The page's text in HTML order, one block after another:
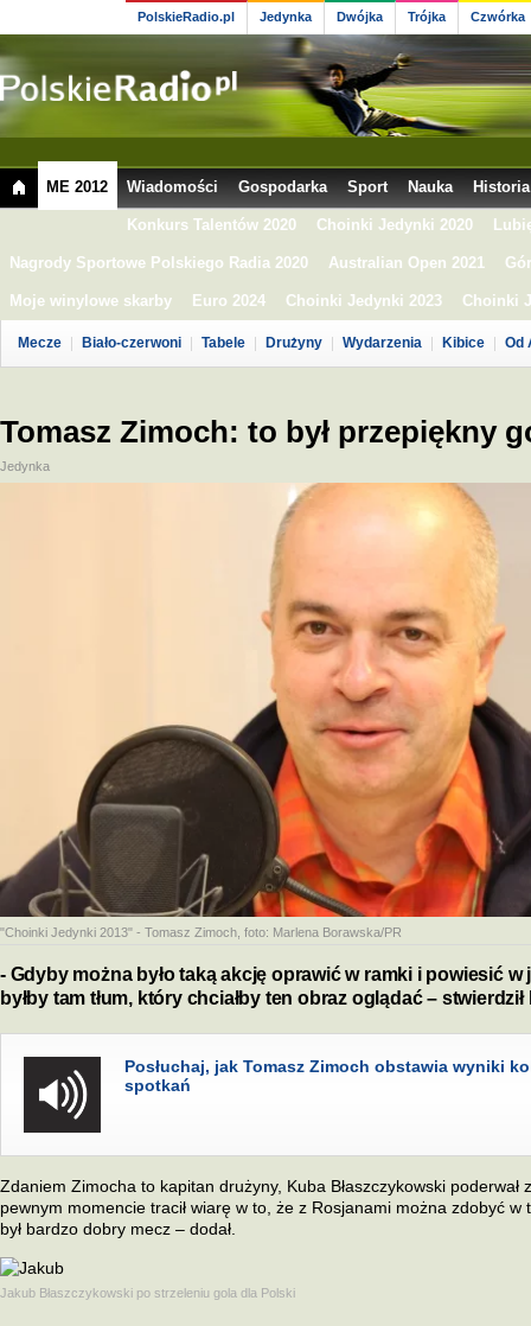
PolskieRadio.pl Jedynka Dwójka Trójka Czwórka
ME 2012 Wiadomości Gospodarka Sport Nauka Historia
Konkurs Talentów 2020 Choinki Jedynki 2020
Nagrody Sportowe Polskiego Radia 2020 Australian Open 2021
Moje winylowe skarby Euro 2024 Choinki Jedynki 2023 Choinki
Mecze Biało-czerwoni Tabele Drużyny Wydarzenia Kibice Od
Tomasz Zimoch: to był przepiękny
Jedynka
"Choinki Jedynki 2013" - Tomasz Zimoch , foto: Marlena Borawska/PR
- Gdyby można było taką akcję oprawić w ramki i powiesić
byłby tam tłum, który chciałby ten obraz oglądać –
Posłuchaj, jak Tomasz Zimoch obstawia wyniki
spotkań
Zdaniem Zimocha to kapitan drużyny, Kuba Błaszczykowski poderwał
pewnym momencie tracił wiarę w to, że z Rosjanami można zdobyć w
był bardzo dobry mecz – dodał.
Jakub Błaszczykowski po strzeleniu gola dla Polski